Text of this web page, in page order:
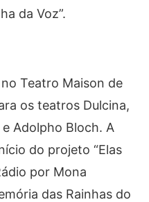
da Voz”.​
Teatro Maison de
os teatros Dulcina,
Adolpho Bloch. A
do projeto “Elas
por Mona
das Rainhas do